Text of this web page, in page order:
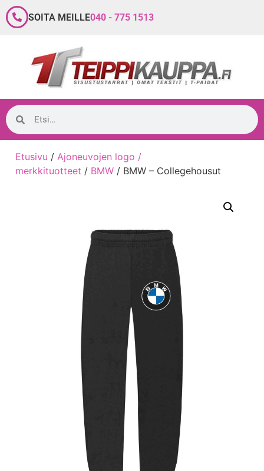
SOITA MEILLE040 - 775 1513
Etusivu / Ajoneuvojen logo /
merkkituotteet / BMW / BMW – Collegehousut